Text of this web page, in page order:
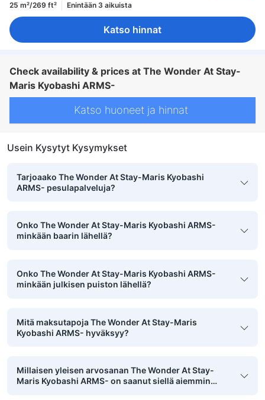
25 m²/269 ft² Enintään 3 aikuista
Katso hinnat
Check availability & prices at The Wonder At Stay-
Maris Kyobashi ARMS-
Katso huoneet ja hinnat
Usein Kysytyt Kysymykset
Tarjoaako The Wonder At Stay-Maris Kyobashi
ARMS- pesulapalveluja?
Onko The Wonder At Stay-Maris Kyobashi ARMS-
minkään baarin lähellä?
Onko The Wonder At Stay-Maris Kyobashi ARMS-
minkään julkisen puiston lähellä?
Mitä maksutapoja The Wonder At Stay-Maris
Kyobashi ARMS- hyväksyy?
Millaisen yleisen arvosanan The Wonder At Stay-
Maris Kyobashi ARMS- on saanut siellä aiemmin